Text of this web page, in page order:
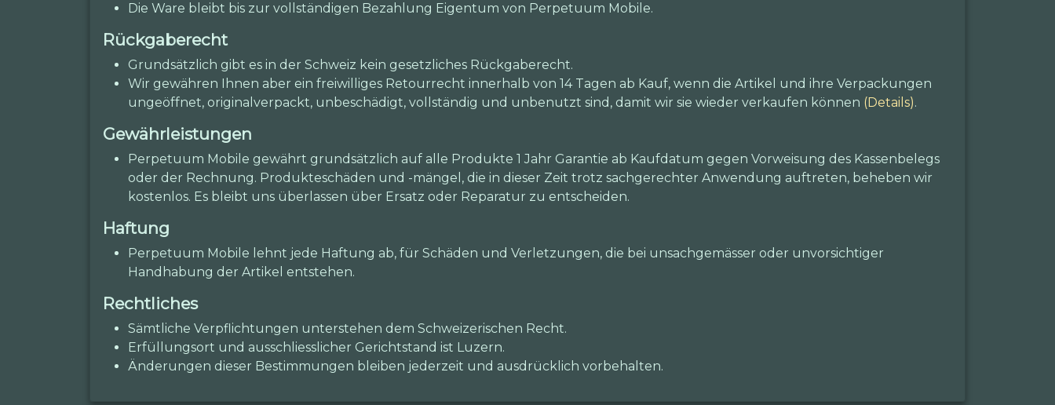
Die Ware bleibt bis zur vollständigen Bezahlung Eigentum von Perpetuum Mobile.
Rückgaberecht
Grundsätzlich gibt es in der Schweiz kein gesetzliches Rückgaberecht.
Wir gewähren Ihnen aber ein freiwilliges Retourrecht innerhalb von 14 Tagen ab Kauf, wenn die Artikel und ihre Verpackungen
ungeöffnet, originalverpackt, unbeschädigt, vollständig und unbenutzt sind, damit wir sie wieder verkaufen können (Details).
Gewährleistungen
Perpetuum Mobile gewährt grundsätzlich auf alle Produkte 1 Jahr Garantie ab Kaufdatum gegen Vorweisung des Kassenbelegs
oder der Rechnung. Produkteschäden und -mängel, die in dieser Zeit trotz sachgerechter Anwendung auftreten, beheben wir
kostenlos. Es bleibt uns überlassen über Ersatz oder Reparatur zu entscheiden.
Haftung
Perpetuum Mobile lehnt jede Haftung ab, für Schäden und Verletzungen, die bei unsachgemässer oder unvorsichtiger
Handhabung der Artikel entstehen.
Rechtliches
Sämtliche Verpflichtungen unterstehen dem Schweizerischen Recht.
Erfüllungsort und ausschliesslicher Gerichtstand ist Luzern.
Änderungen dieser Bestimmungen bleiben jederzeit und ausdrücklich vorbehalten.